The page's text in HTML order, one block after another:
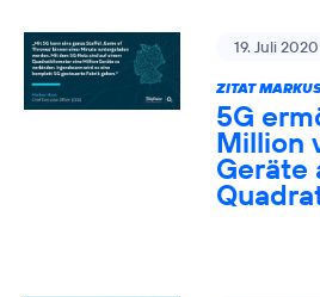
19. Juli 2020
ZITAT
5G
Million
Geräte